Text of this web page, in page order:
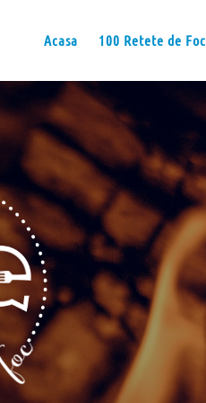
Acasa 100 Retete de Foc